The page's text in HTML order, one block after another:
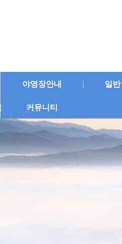
야영장안내 일반
커뮤니티